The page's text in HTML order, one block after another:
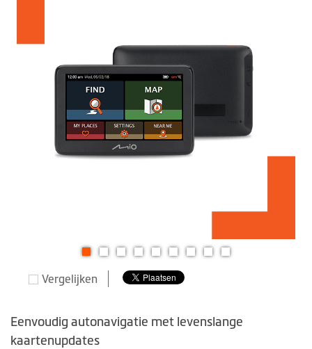
afbeeldingen-
begin
van
Vergelijken
Eenvoudig autonavigatie met levenslange
kaartenupdates